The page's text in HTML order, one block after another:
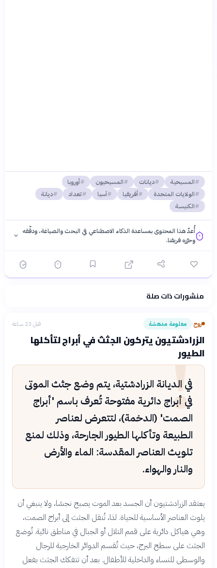
المسيحية ديانات المسيحيون
أوروبا
الولايات المتحدة
أفريقيا آسيا تعداد
ديانة
الكنيسة
أُعدّ هذا المحتوى بمساعدة الذكاء الاصطناعي في البحث والصياغة، ودقّقه
وحرّره فريقنا.
فلسفتنا المعرفية· سياسة الذكاء الاصطناعيمنشورات ذات صلة
روح› معلومة مدهشة قبل 23 ساعة
الزرادشتيون يتركون الجثث في أبراج لتأكلها
الطيور
!
في الديانة الزرادشتية، يتم وضع جثث الموتى
في أبراج دائرية مفتوحة تُعرف باسم 'أبراج
الصمت' (الدخمة)، لتتعرض لعناصر
الطبيعة وتأكلها الطيور الجارحة، وذلك لمنع
تلويث العناصر المقدسة: الماء والأرض
والنار والهواء.
يعتقد الزرادشتيون أن الجسد بعد الموت يصبح نجسًا، ولا ينبغي أن
يلوث العناصر الأساسية للحياة. لذا، تُنقل الجثث إلى أبراج الصمت،
وهي هياكل دائرية على قمم التلال أو الجبال في مناطق نائية. تُوضع
الجثث على سطح البرج، حيث تُقسم الدوائر الخارجية للرجال
والوسطى للنساء والداخلية للأطفال. بعد أن تتفكك الجثث بفعل